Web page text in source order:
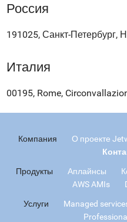
Россия
191025, Санкт-Петербург,
Италия
00195, Rome,
Компания О проекте
Продукты Аплайнсы
AWS AMIs
Услуги Managed